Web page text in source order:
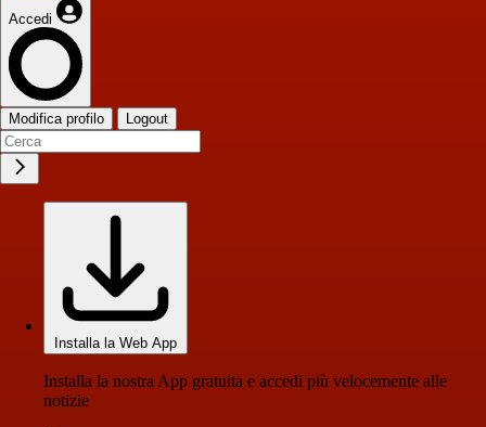
Accedi
Modifica profilo Logout
Installa la Web App
Installa la nostra App gratuita e accedi più velocemente alle
notizie